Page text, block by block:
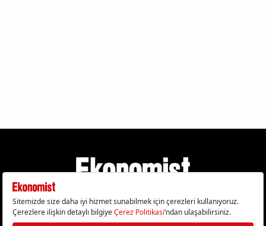
Gizlilik Politikası Çerez Politikası Çerezleri Sıfırla